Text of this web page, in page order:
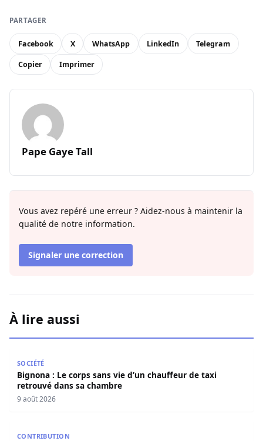
PARTAGER
Facebook X WhatsApp LinkedIn Telegram
Copier Imprimer
Pape Gaye Tall
Vous avez repéré une erreur ? Aidez-nous à maintenir la
qualité de notre information.
Signaler une correction
À lire aussi
SOCIÉTÉ
Bignona : Le corps sans vie d’un chauffeur de taxi
retrouvé dans sa chambre
9 août 2026
CONTRIBUTION